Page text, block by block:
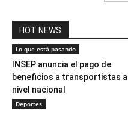
HOT NEWS
Lo que está pasando
INSEP anuncia el pago de
beneficios a transportistas a
nivel nacional
Deportes